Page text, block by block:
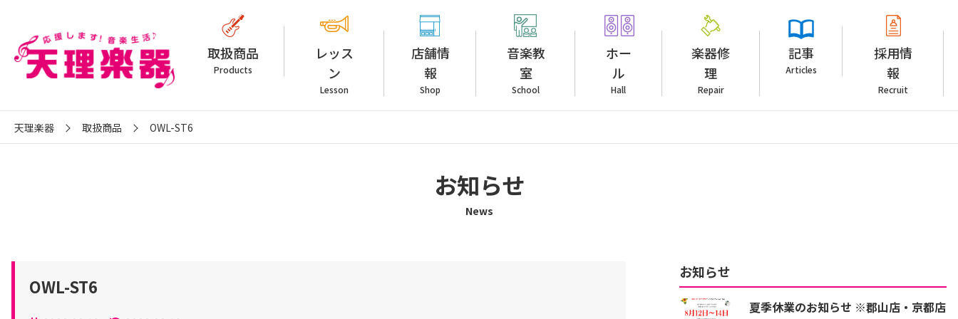
取扱商品
Products
レッス
ン
Lesson
店舗情
報
Shop
音楽教
室
School
ホー
ル
Hall
楽器修
理
Repair
記事
Articles
採用情
報
Recruit
天理楽器 取扱商品 OWL-ST6
お知らせ
News
OWL-ST6
お知らせ
夏季休業のお知らせ ※郡山店・京都店